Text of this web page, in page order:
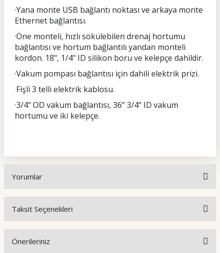
·Yana monte USB bağlantı noktası ve arkaya monte
Ethernet bağlantısı.
·Öne monteli, hızlı sökülebilen drenaj hortumu
bağlantısı ve hortum bağlantılı yandan monteli
kordon. 18", 1/4" ID silikon boru ve kelepçe dahildir.
·Vakum pompası bağlantısı için dahili elektrik prizi.
·Fişli 3 telli elektrik kablosu.
·3/4" OD vakum bağlantısı, 36" 3/4" ID vakum
hortumu ve iki kelepçe.
Yorumlar
Taksit Seçenekleri
Önerileriniz